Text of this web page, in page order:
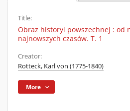
Title:
Obraz historyi powszechnej : od
najnowszych czasów. T. 1
Creator:
Rotteck, Karl von (1775-1840)
More